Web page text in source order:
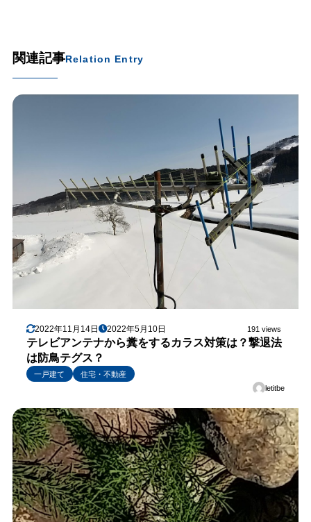
関連記事Relation Entry
2022年11月14日 2022年5月10日 191 views
テレビアンテナから糞をするカラス対策は？撃退法
は防鳥テグス？
一戸建て
住宅・不動産
letitbe